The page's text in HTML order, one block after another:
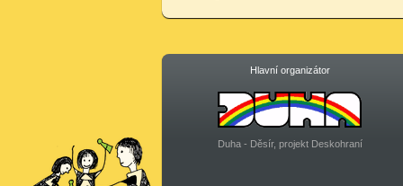
Hlavní organizátor
Duha - Děsír, projekt Deskohraní